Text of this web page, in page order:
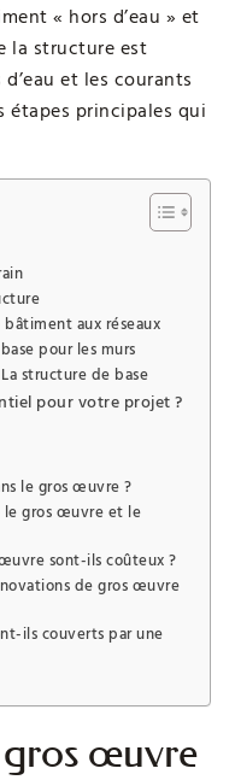
« hors d’eau » et
la structure est
et les courants
étapes principales qui
aux réseaux
pour les murs
structure de base
pour votre projet ?
le gros œuvre ?
le gros œuvre et le
sont-ils coûteux ?
de gros œuvre
ils couverts par une
gros œuvre